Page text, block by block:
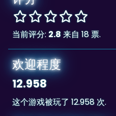
当前评分: 2.8 来自 18 票.
欢迎程度
12.958
这个游戏被玩了 12.958 次.
Tags & Categories